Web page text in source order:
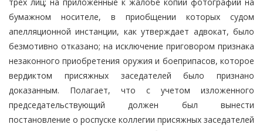
бумажном носителе, в приобщении которых судом
апелляционной инстанции, как утверждает адвокат, было
безмотивно отказано; на исключение приговором признака
незаконного приобретения оружия и боеприпасов, которое
вердиктом присяжных заседателей было признано
доказанным. Полагает, что с учетом изложенного
председательствующий должен был вынести
постановление о роспуске коллегии присяжных заседателей